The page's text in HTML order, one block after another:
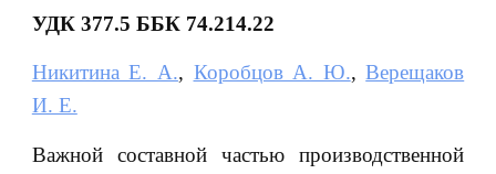
УДК 377.5 ББК 74.214.22
Никитина Е. А., Коробцов А. Ю.,Верещаков
И. Е.
Важной составной частью производственной